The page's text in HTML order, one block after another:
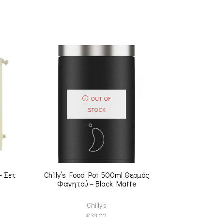
Σετ
OUT OF
STOCK
Chilly’s Food Pot 500ml Θερμός
Φαγητού – Black Matte
Chilly's